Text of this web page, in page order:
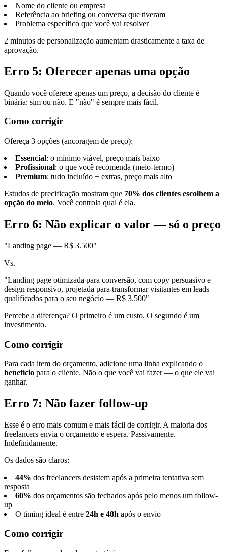
Nome do cliente ou empresa
Referência ao briefing ou conversa que tiveram
Problema específico que você vai resolver
2 minutos de personalização aumentam drasticamente a taxa de
aprovação.
Erro 5: Oferecer apenas uma opção
Quando você oferece apenas um preço, a decisão do cliente é
binária: sim ou não. E "não" é sempre mais fácil.
Como corrigir
Ofereça 3 opções (ancoragem de preço):
Essencial: o mínimo viável, preço mais baixo
Profissional: o que você recomenda (meio-termo)
Premium: tudo incluído + extras, preço mais alto
Estudos de precificação mostram que 70% dos clientes escolhem a
opção do meio. Você controla qual é ela.
Erro 6: Não explicar o valor — só o preço
"Landing page — R$ 3.500"
Vs.
"Landing page otimizada para conversão, com copy persuasivo e
design responsivo, projetada para transformar visitantes em leads
qualificados para o seu negócio — R$ 3.500"
Percebe a diferença? O primeiro é um custo. O segundo é um
investimento.
Como corrigir
Para cada item do orçamento, adicione uma linha explicando o
benefício para o cliente. Não o que você vai fazer — o que ele vai
ganhar.
Erro 7: Não fazer follow-up
Esse é o erro mais comum e mais fácil de corrigir. A maioria dos
freelancers envia o orçamento e espera. Passivamente.
Indefinidamente.
Os dados são claros:
44% dos freelancers desistem após a primeira tentativa sem
resposta
60% dos orçamentos são fechados após pelo menos um follow-
up
O timing ideal é entre 24h e 48h após o envio
Como corrigir